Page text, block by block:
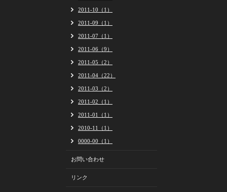
2011-10（1）
2011-09（1）
2011-07（1）
2011-06（9）
2011-05（2）
2011-04（22）
2011-03（2）
2011-02（1）
2011-01（1）
2010-11（1）
0000-00（1）
お問い合わせ
リンク